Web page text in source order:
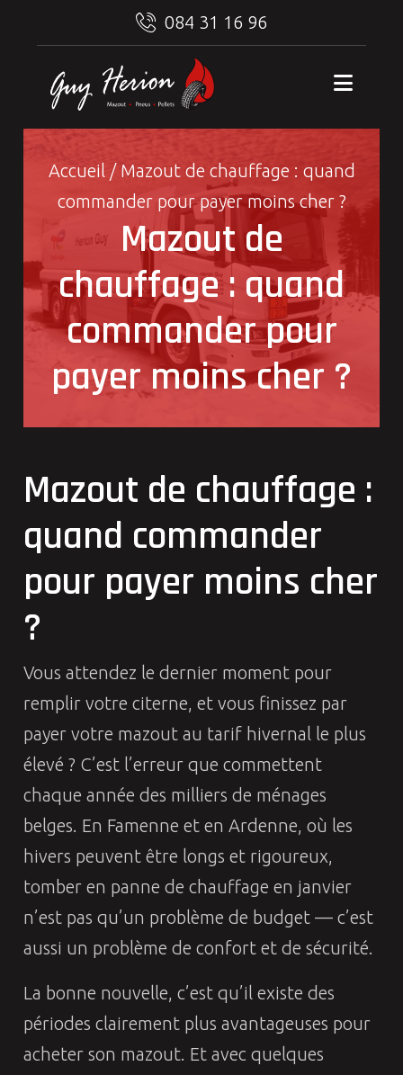
084 31 16 96
Accueil / Mazout de chauffage : quand
commander pour payer moins cher ?
Mazout de
chauffage : quand
commander pour
payer moins cher ?
Mazout de chauffage :
quand commander
pour payer moins cher
?
Vous attendez le dernier moment pour
remplir votre citerne, et vous finissez par
payer votre mazout au tarif hivernal le plus
élevé ? C’est l’erreur que commettent
chaque année des milliers de ménages
belges. En Famenne et en Ardenne, où les
hivers peuvent être longs et rigoureux,
tomber en panne de chauffage en janvier
n’est pas qu’un problème de budget — c’est
aussi un problème de confort et de sécurité.
La bonne nouvelle, c’est qu’il existe des
périodes clairement plus avantageuses pour
acheter son mazout. Et avec quelques